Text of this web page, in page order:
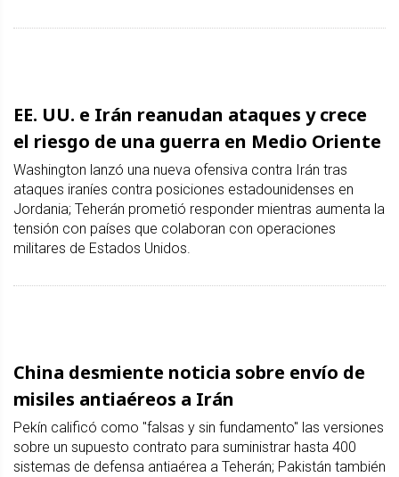
EE. UU. e Irán reanudan ataques y crece
el riesgo de una guerra en Medio Oriente
Washington lanzó una nueva ofensiva contra Irán tras
ataques iraníes contra posiciones estadounidenses en
Jordania; Teherán prometió responder mientras aumenta la
tensión con países que colaboran con operaciones
militares de Estados Unidos.
China desmiente noticia sobre envío de
misiles antiaéreos a Irán
Pekín calificó como "falsas y sin fundamento" las versiones
sobre un supuesto contrato para suministrar hasta 400
sistemas de defensa antiaérea a Teherán; Pakistán también